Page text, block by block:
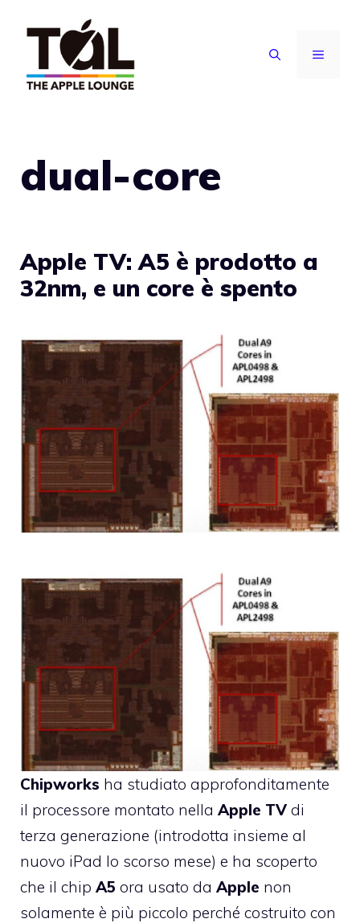
contenuto
MENU
dual-core
Apple TV: A5 è prodotto a
32nm, e un core è spento
Chipworks ha studiato approfonditamente
il processore montato nella Apple TV di
terza generazione (introdotta insieme al
nuovo iPad lo scorso mese) e ha scoperto
che il chip A5 ora usato da Apple non
solamente è più piccolo perché costruito con